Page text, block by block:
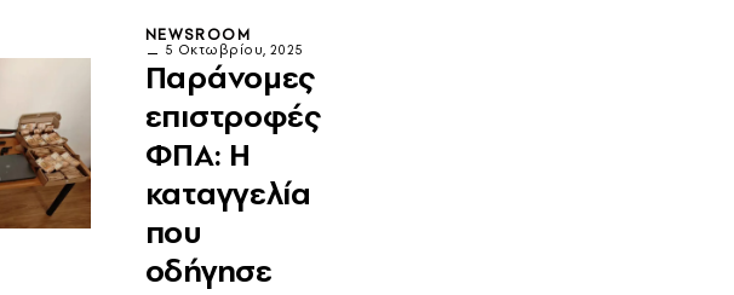
NEWSROOM
5 Οκτωβρίου, 2025
Παράνομες
επιστροφές
ΦΠΑ: Η
καταγγελία
που
οδήγησε